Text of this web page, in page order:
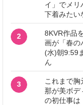
イ」でメリ
下着みたい
2
8KVR作品
画が「春の
(水)朝9:59
ん
3
これまで
那が美ボデ
の初仕事は